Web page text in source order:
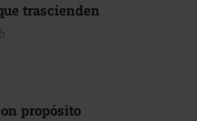
trascienden
propósito